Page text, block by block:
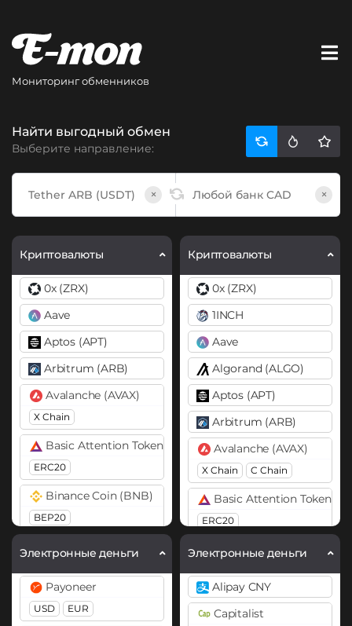
Мониторинг обменников
Найти выгодный обмен
Выберите направление:
× ×
Криптовалюты
0x (ZRX)
Aave
Aptos (APT)
Arbitrum (ARB)
Avalanche (AVAX)
X Chain
Basic Attention Token (BAT)
ERC20
Binance Coin (BNB)
BEP20
Bitcoin Cash (BCH)
Электронные деньги
Payoneer
USD EUR
Криптовалюты
0x (ZRX)
1INCH
Aave
Algorand (ALGO)
Aptos (APT)
Arbitrum (ARB)
Avalanche (AVAX)
X Chain C Chain
Basic Attention Token
ERC20
Binance Coin (BNB)
BEP20 BEP2
Bitcoin (BTC)
BTC BEP20
Электронные деньги
Alipay CNY
Capitalist